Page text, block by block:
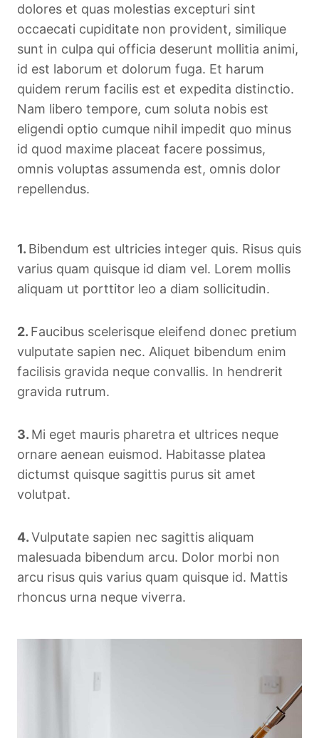
dolores et quas molestias excepturi sint
occaecati cupiditate non provident, similique
sunt in culpa qui officia deserunt mollitia animi,
id est laborum et dolorum fuga. Et harum
quidem rerum facilis est et expedita distinctio.
Nam libero tempore, cum soluta nobis est
eligendi optio cumque nihil impedit quo minus
id quod maxime placeat facere possimus,
omnis voluptas assumenda est, omnis dolor
repellendus.
1. Bibendum est ultricies integer quis. Risus quis
varius quam quisque id diam vel. Lorem mollis
aliquam ut porttitor leo a diam sollicitudin.
2. Faucibus scelerisque eleifend donec pretium
vulputate sapien nec. Aliquet bibendum enim
facilisis gravida neque convallis. In hendrerit
gravida rutrum.
3. Mi eget mauris pharetra et ultrices neque
ornare aenean euismod. Habitasse platea
dictumst quisque sagittis purus sit amet
volutpat.
4.Vulputate sapien nec sagittis aliquam
malesuada bibendum arcu. Dolor morbi non
arcu risus quis varius quam quisque id. Mattis
rhoncus urna neque viverra.